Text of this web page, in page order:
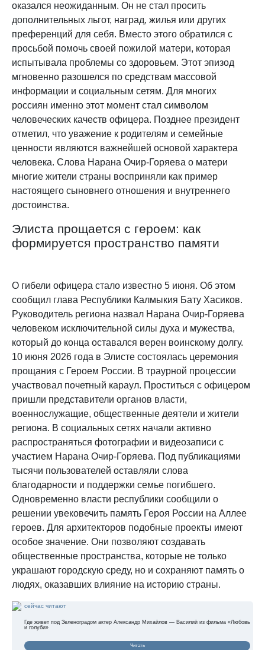
оказался неожиданным. Он не стал просить
дополнительных льгот, наград, жилья или других
преференций для себя. Вместо этого обратился с
просьбой помочь своей пожилой матери, которая
испытывала проблемы со здоровьем. Этот эпизод
мгновенно разошелся по средствам массовой
информации и социальным сетям. Для многих
россиян именно этот момент стал символом
человеческих качеств офицера. Позднее президент
отметил, что уважение к родителям и семейные
ценности являются важнейшей основой характера
человека. Слова Нарана Очир-Горяева о матери
многие жители страны восприняли как пример
настоящего сыновнего отношения и внутреннего
достоинства.
Элиста прощается с героем: как
формируется пространство памяти
О гибели офицера стало известно 5 июня. Об этом
сообщил глава Республики Калмыкия Бату Хасиков.
Руководитель региона назвал Нарана Очир-Горяева
человеком исключительной силы духа и мужества,
который до конца оставался верен воинскому долгу.
10 июня 2026 года в Элисте состоялась церемония
прощания с Героем России. В траурной процессии
участвовал почетный караул. Проститься с офицером
пришли представители органов власти,
военнослужащие, общественные деятели и жители
региона. В социальных сетях начали активно
распространяться фотографии и видеозаписи с
участием Нарана Очир-Горяева. Под публикациями
тысячи пользователей оставляли слова
благодарности и поддержки семье погибшего.
Одновременно власти республики сообщили о
решении увековечить память Героя России на Аллее
героев. Для архитекторов подобные проекты имеют
особое значение. Они позволяют создавать
общественные пространства, которые не только
украшают городскую среду, но и сохраняют память о
людях, оказавших влияние на историю страны.
сейчас читают
Где живет под Зеленоградом актер Александр Михайлов — Василий из фильма «Любовь
и голуби»
Читать